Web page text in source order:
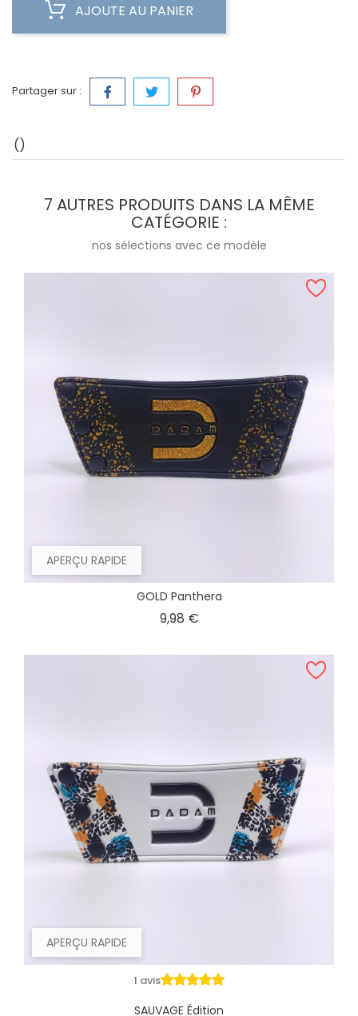
AJOUTE AU PANIER
Partager sur :
()
7 AUTRES PRODUITS DANS LA MÊME
CATÉGORIE :
nos sélections avec ce modèle
APERÇU RAPIDE
GOLD Panthera
9,98 €Prix
APERÇU RAPIDE
1 avis
SAUVAGE Édition